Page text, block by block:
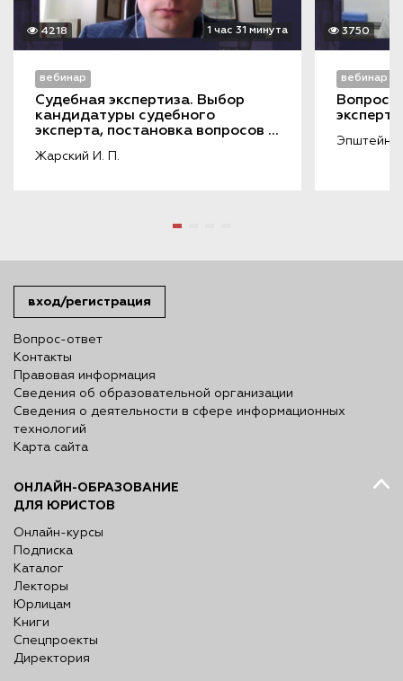
4218 1 час 31 минута
вебинар
Судебная экспертиза. Выбор
кандидатуры судебного
эксперта, постановка вопросов
Жарский И. П.
3750
вебинар
Вопросы
Эпштейн
вход/регистрация
Вопрос-ответ
Контакты
Правовая информация
Сведения об образовательной организации
Сведения о деятельности в сфере информационных
технологий
Карта сайта
ОНЛАЙН-ОБРАЗОВАНИЕ
ДЛЯ ЮРИСТОВ
Онлайн-курсы
Подписка
Каталог
Лекторы
Юрлицам
Книги
Спецпроекты
Директория